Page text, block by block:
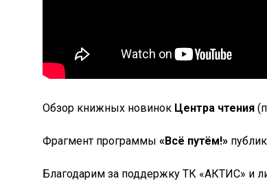
Обзор книжных новинок Центра чтения
Фрагмент программы«Всё путём!»
Благодарим за поддержку ТК «АКТИС» и